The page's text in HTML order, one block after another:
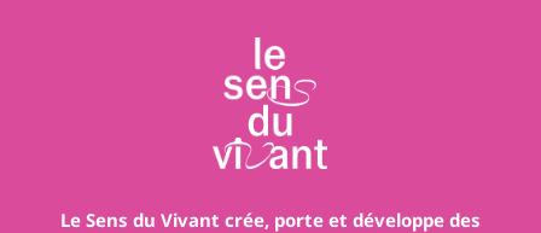
Le Sens du Vivant crée, porte et développe des